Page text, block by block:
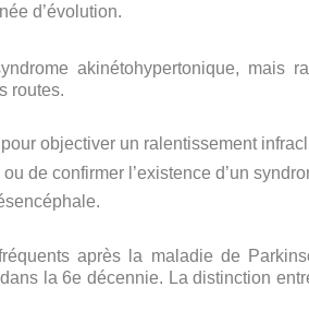
d’évolution.
akinétohypertonique, mais
routes.
objectiver un ralentissement
de confirmer l’existence d’un
après la maladie de
la 6e décennie. La distinction